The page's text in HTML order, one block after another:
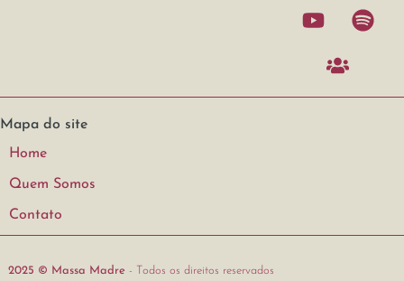
Mapa do site
Home
Quem Somos
Contato
2025 © Massa Madre - Todos os direitos reservados